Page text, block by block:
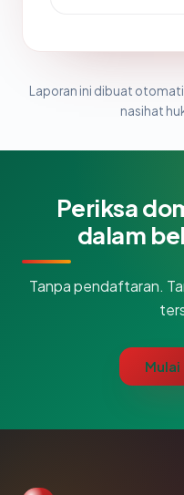
Laporan ini dibuat
nasihat
Periksa
dalam
Tanpa pendaftaran.